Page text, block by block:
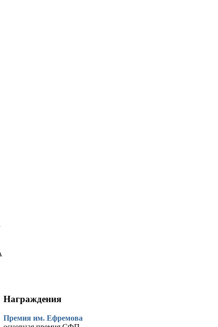
Награждения
Премия им. Ефремова